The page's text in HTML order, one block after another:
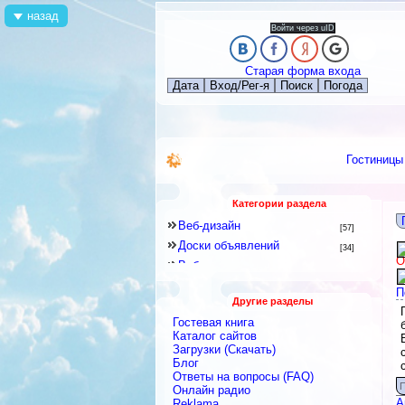
Войти через uID
Старая форма входа
Дата
Вход/Рег-я Поиск Погода
Гостиницы
Категории раздела
Веб-дизайн [57]
Доски объявлений [34]
Веб-программирование
Знакомства и Общение
Каталоги
Скрипты
Блоги
Интернет-сервисы, Интернет-
услуги
Другие разделы
Гостевая книга
Каталог сайтов
Загрузки (Скачать)
Блог
Ответы на вопросы (FAQ)
Онлайн радио
назад